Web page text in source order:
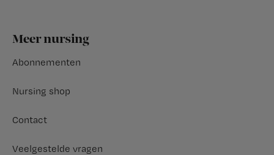
Footer
Meer nursing
Abonnementen
Nursing shop
Contact
Veelgestelde vragen